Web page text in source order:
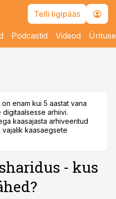
Telli ligipääs
Podcastid Videod
enam kui 5 aastat vana
arhiivi.
kaasajasta arhiveeritud
vajalik kaasaegsete
- kus